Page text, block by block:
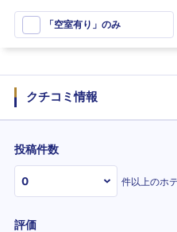
「空室有り」のみ
クチコミ情報
投稿件数
件以上のホ
評価